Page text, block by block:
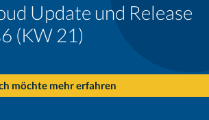
Update und Release
(KW 21)
möchte mehr erfahren